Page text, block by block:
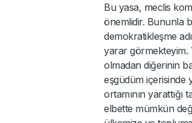
Bu yasa, meclis
önemlidir. Bununla
demokratikleşme
yarar görmekteyim.
olmadan diğerinin
eşgüdüm içerisinde
ortamının
elbette mümkün